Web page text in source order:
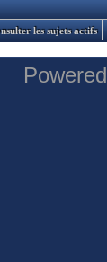
les sujets actifs